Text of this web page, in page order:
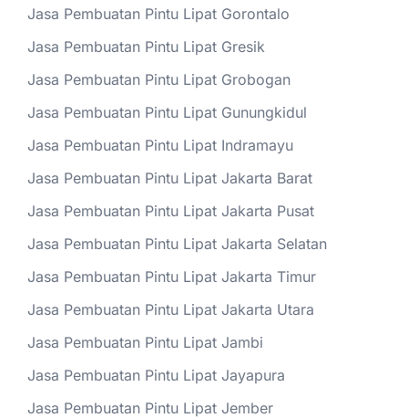
Jasa Pembuatan Pintu Lipat Gorontalo
Jasa Pembuatan Pintu Lipat Gresik
Jasa Pembuatan Pintu Lipat Grobogan
Jasa Pembuatan Pintu Lipat Gunungkidul
Jasa Pembuatan Pintu Lipat Indramayu
Jasa Pembuatan Pintu Lipat Jakarta Barat
Jasa Pembuatan Pintu Lipat Jakarta Pusat
Jasa Pembuatan Pintu Lipat Jakarta Selatan
Jasa Pembuatan Pintu Lipat Jakarta Timur
Jasa Pembuatan Pintu Lipat Jakarta Utara
Jasa Pembuatan Pintu Lipat Jambi
Jasa Pembuatan Pintu Lipat Jayapura
Jasa Pembuatan Pintu Lipat Jember